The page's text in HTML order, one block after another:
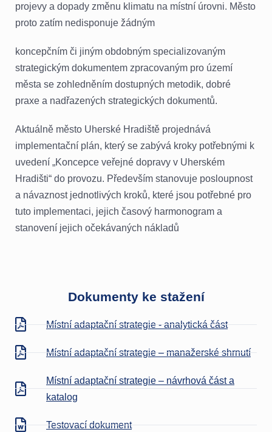
projevy a dopady změnu klimatu na místní úrovni. Město
proto zatím nedisponuje žádným
koncepčním či jiným obdobným specializovaným
strategickým dokumentem zpracovaným pro území
města se zohledněním dostupných metodik, dobré
praxe a nadřazených strategických dokumentů.
Aktuálně město Uherské Hradiště projednává
implementační plán, který se zabývá kroky potřebnými k
uvedení „Koncepce veřejné dopravy v Uherském
Hradišti“ do provozu. Především stanovuje posloupnost
a návaznost jednotlivých kroků, které jsou potřebné pro
tuto implementaci, jejich časový harmonogram a
stanovení jejich očekávaných nákladů
Dokumenty ke stažení
Místní adaptační strategie - analytická část
Místní adaptační strategie – manažerské shrnutí
Místní adaptační strategie – návrhová část a
katalog
Testovací dokument